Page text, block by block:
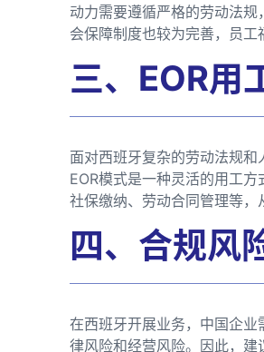
动力需要遵循严格的劳动法
会保障制度也较为完善，员工
三、EOR用
面对西班牙复杂的劳动法规和
EOR模式是一种灵活的用工
社保缴纳、劳动合同管理等，
四、合规风
在西班牙开展业务，中国企
律风险和经营风险。因此，